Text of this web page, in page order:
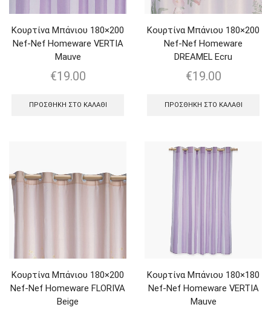
Κουρτίνα Μπάνιου 180×200
Nef-Nef Homeware VERTIA
Mauve
€19.00
ΠΡΟΣΘΉΚΗ ΣΤΟ ΚΑΛΆΘΙ
Κουρτίνα Μπάνιου 180×200
Nef-Nef Homeware
DREAMEL Ecru
€19.00
ΠΡΟΣΘΉΚΗ ΣΤΟ ΚΑΛΆΘΙ
Κουρτίνα Μπάνιου 180×200
Nef-Nef Homeware FLORIVA
Beige
Κουρτίνα Μπάνιου 180×180
Nef-Nef Homeware VERTIA
Mauve